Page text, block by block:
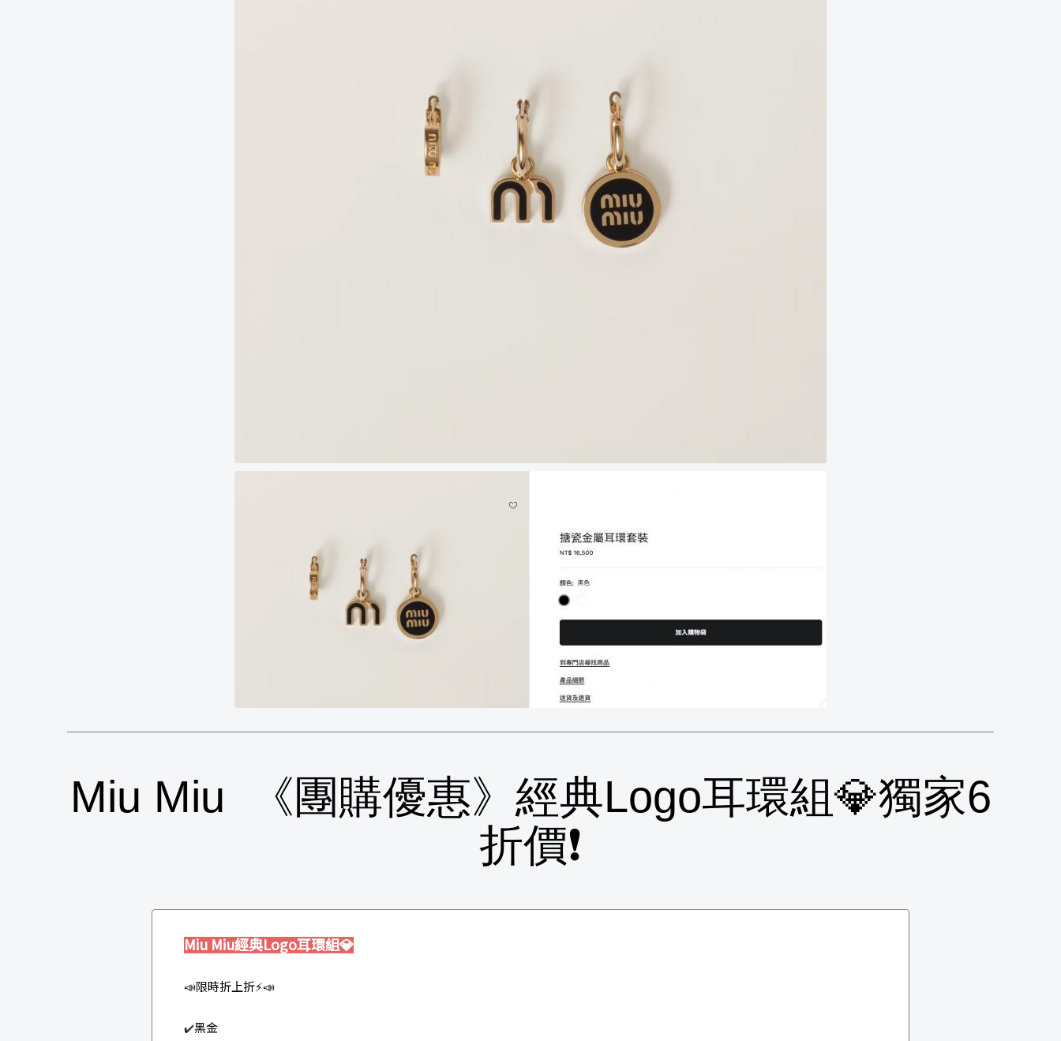
Miu Miu 《團購優惠》經典Logo耳環組💎獨家6
折價❗️
Miu Miu經典Logo耳環組💎
📣限時折上折⚡️📣
✔️黑金